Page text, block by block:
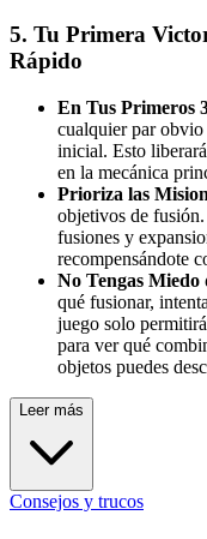
5. Tu Primera
Rápido
En Tus Primeros
cualquier par obvio
inicial. Esto
en la mecánica
Prioriza las
objetivos de fusión.
fusiones y
recompensándote
No Tengas
qué fusionar,
juego solo
para ver qué
objetos puedes
Leer más
Consejos y trucos